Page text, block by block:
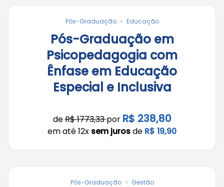
Pós-Graduação Educação
Pós-Graduação em
Psicopedagogia com
Ênfase em Educação
Especial e Inclusiva
deR$ 1773,33por R$ 238,80
em até 12x sem jurosde R$ 19,90
Pós-Graduação Gestão